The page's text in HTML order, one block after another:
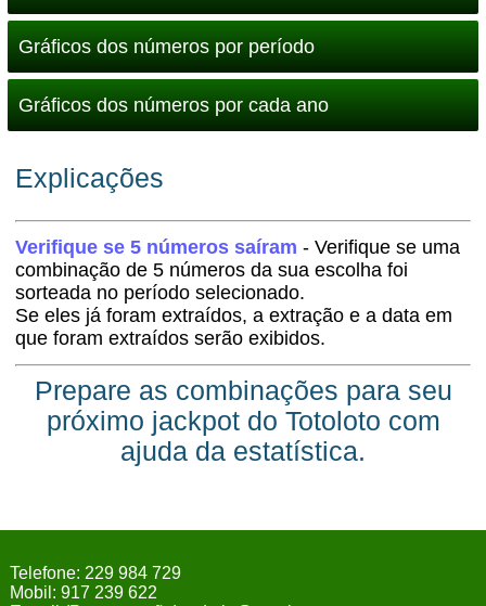
Gráficos dos números por período
Gráficos dos números por cada ano
Explicações
Verifique se 5 números saíram - Verifique se uma
combinação de 5 números da sua escolha foi
sorteada no período selecionado.
Se eles já foram extraídos, a extração e a data em
que foram extraídos serão exibidos.
Prepare as combinações para seu
próximo jackpot do Totoloto com
ajuda da estatística.
Telefone: 229 984 729
Mobil: 917 239 622